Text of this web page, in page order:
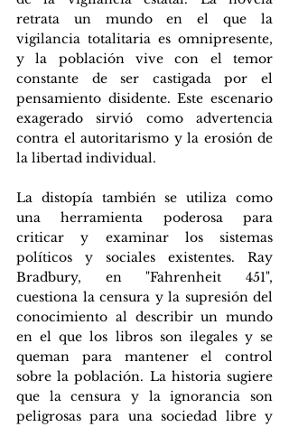
retrata un mundo en el que la
vigilancia totalitaria es omnipresente,
y la población vive con el temor
constante de ser castigada por el
pensamiento disidente. Este escenario
exagerado sirvió como advertencia
contra el autoritarismo y la erosión de
la libertad individual.
La distopía también se utiliza como
una herramienta poderosa para
criticar y examinar los sistemas
políticos y sociales existentes. Ray
Bradbury, en "Fahrenheit 451",
cuestiona la censura y la supresión del
conocimiento al describir un mundo
en el que los libros son ilegales y se
queman para mantener el control
sobre la población. La historia sugiere
que la censura y la ignorancia son
peligrosas para una sociedad libre y